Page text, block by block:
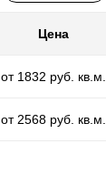
Цена
от 1832 руб. кв.м.
от 2568 руб. кв.м.